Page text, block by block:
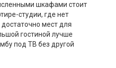
шкафами стоит
студии, где нет
мест для
гостиной лучше
под ТВ без другой